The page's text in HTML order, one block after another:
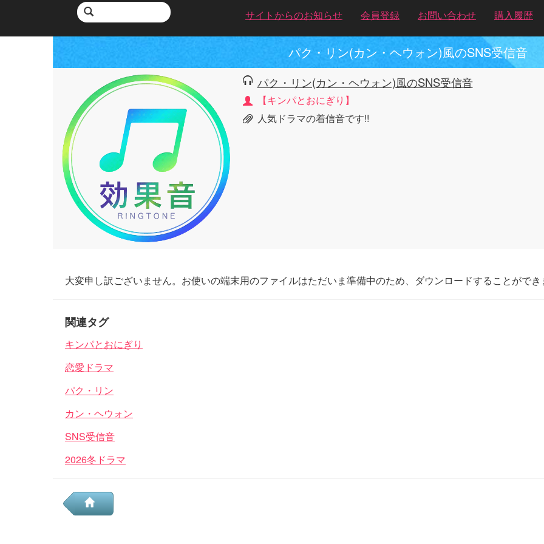
サイトからのお知らせ 会員登録 お問い合わせ 購入履歴
パク・リン(カン・ヘウォン)風のSNS受信音
パク・リン(カン・ヘウォン)風のSNS受信音
【キンパとおにぎり】
人気ドラマの着信音です!!
大変申し訳ございません。お使いの端末用のファイルはただいま準備中のため、ダウンロードすることがで
関連タグ
キンパとおにぎり
恋愛ドラマ
パク・リン
カン・ヘウォン
SNS受信音
2026冬ドラマ